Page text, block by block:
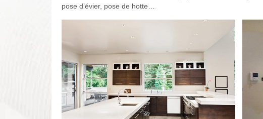
pose d’évier, pose de hotte…